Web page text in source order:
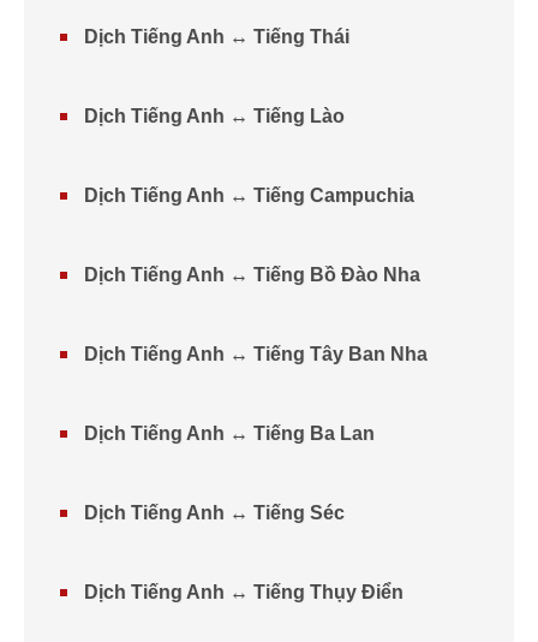
Dịch Tiếng Anh ↔ Tiếng Thái
Dịch Tiếng Anh ↔ Tiếng Lào
Dịch Tiếng Anh ↔ Tiếng Campuchia
Dịch Tiếng Anh ↔ Tiếng Bồ Đào Nha
Dịch Tiếng Anh ↔ Tiếng Tây Ban Nha
Dịch Tiếng Anh ↔ Tiếng Ba Lan
Dịch Tiếng Anh ↔ Tiếng Séc
Dịch Tiếng Anh ↔ Tiếng Thụy Điển